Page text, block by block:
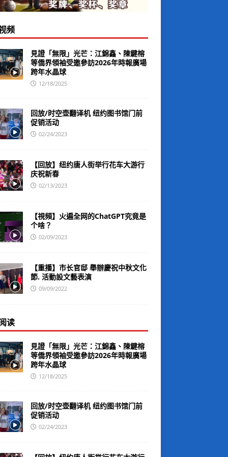
频
見證「無限」光芒：江錦鑫、陳鍵榕
等僑界領袖受邀參訪2026年時報廣場
跨年水晶球
12/18/2025
回放/时空壶翻译机 纽约图书馆门前
促销活动
02/24/2023
【回放】纽约唐人街举行花车大游行
庆祝新春
02/13/2023
【視頻】火遍全网的ChatGPT究竟是
个啥？
02/09/2023
【重播】市长官邸 舉辦慶祝中秋文化
節. 活動設文藝表演
09/09/2022
读
見證「無限」光芒：江錦鑫、陳鍵榕
等僑界領袖受邀參訪2026年時報廣場
跨年水晶球
12/18/2025
回放/时空壶翻译机 纽约图书馆门前
促销活动
02/24/2023